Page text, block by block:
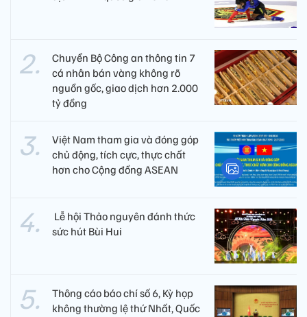
Chuyển Bộ Công an thông tin 7
cá nhân bán vàng không rõ
nguồn gốc, giao dịch hơn 2.000
tỷ đồng
Việt Nam tham gia và đóng góp
chủ động, tích cực, thực chất
hơn cho Cộng đồng ASEAN
​ Lễ hội Thảo nguyên đánh thức
sức hút Bùi Hui
Thông cáo báo chí số 6, Kỳ họp
không thường lệ thứ Nhất, Quốc